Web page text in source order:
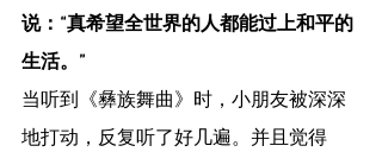
说：“真希望全世界的人都能过上和平的
生活。”
当听到《彝族舞曲》时，小朋友被深深
地打动，反复听了好几遍。并且觉得